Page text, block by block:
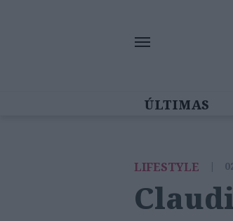
ÚLTIMAS
LIFESTYLE |